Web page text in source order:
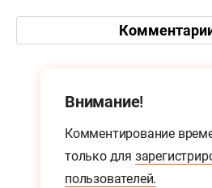
Внимание!
Комментирование
только для
пользователей.